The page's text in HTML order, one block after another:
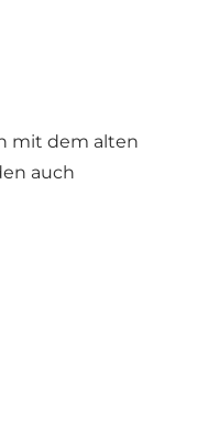
mit dem alten
auch